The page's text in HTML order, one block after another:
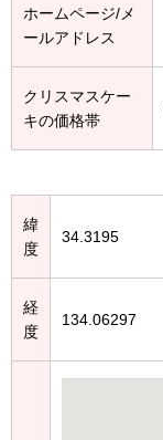
ホームページ/メ
ールアドレス
クリスマスケー
キの価格帯
緯
度
34.3195
経
度
134.06297